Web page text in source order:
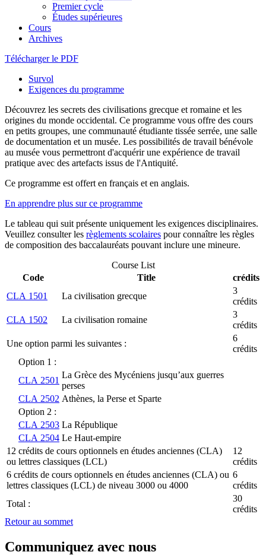
Premier cycle
Études supérieures
Cours
Archives
Télécharger le PDF
Survol
Exigences du programme
Découvrez les secrets des civilisations grecque et romaine et les
origines du monde occidental. Ce programme vous offre des cours
en petits groupes, une communauté étudiante tissée serrée, une salle
de documentation et un musée. Les possibilités de travail bénévole
au musée vous permettront d'acquérir une expérience de travail
pratique avec des artefacts issus de l'Antiquité.
Ce programme est offert en français et en anglais.
En apprendre plus sur ce programme
Le tableau qui suit présente uniquement les exigences disciplinaires.
Veuillez consulter les règlements scolaires pour connaître les règles
de composition des baccalauréats pouvant inclure une mineure.
Course List
Code
Title
crédits
CLA 1501
La civilisation grecque
3
crédits
CLA 1502
La civilisation romaine
3
crédits
Une option parmi les suivantes :
6
crédits
Option 1 :
CLA 2501
La Grèce des Mycéniens jusqu’aux guerres
perses
CLA 2502 Athènes, la Perse et Sparte
Option 2 :
CLA 2503 La République
CLA 2504 Le Haut-empire
12 crédits de cours optionnels en études anciennes (CLA)
ou lettres classiques (LCL)
12
crédits
6 crédits de cours optionnels en études anciennes (CLA) ou
lettres classiques (LCL) de niveau 3000 ou 4000
6
crédits
Total :
30
crédits
Retour au sommet
Communiquez avec nous